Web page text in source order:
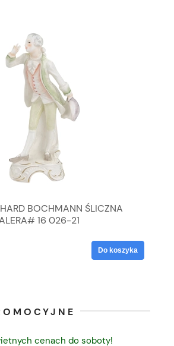
BOCHMANN ŚLICZNA
16 026-21
Do koszyka
cenach do soboty!